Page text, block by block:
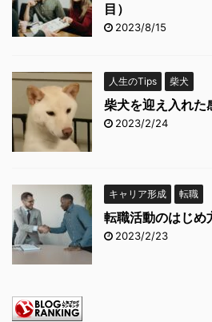
目）
2023/8/15
人生のTips 柴犬
柴犬を迎え入れた
2023/2/24
キャリア形成 転職
転職活動のはじめ
2023/2/23